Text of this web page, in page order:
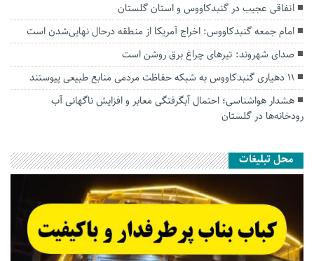
اتفاقی عجیب در‌ گنبدکاووس و استان گلستان
امام جمعه گنبدکاووس: اخراج آمریکا از منطقه درحال نهایی‌شدن است
صدای شهروند: تیرهای چراغ برق روشن است
۱۱ دهیاری گنبدکاووس به شبکه حفاظت مردمی منابع طبیعی پیوستند
هشدار هواشناسی؛ احتمال آبگرفتگی معابر و افزایش ناگهانی آب
رودخانه‌ها در گلستان
محل تبلیغات